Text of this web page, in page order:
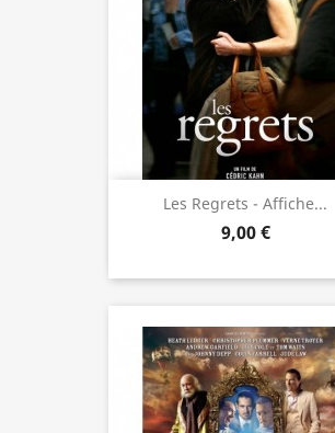
Les Regrets - Affiche...
9,00 €